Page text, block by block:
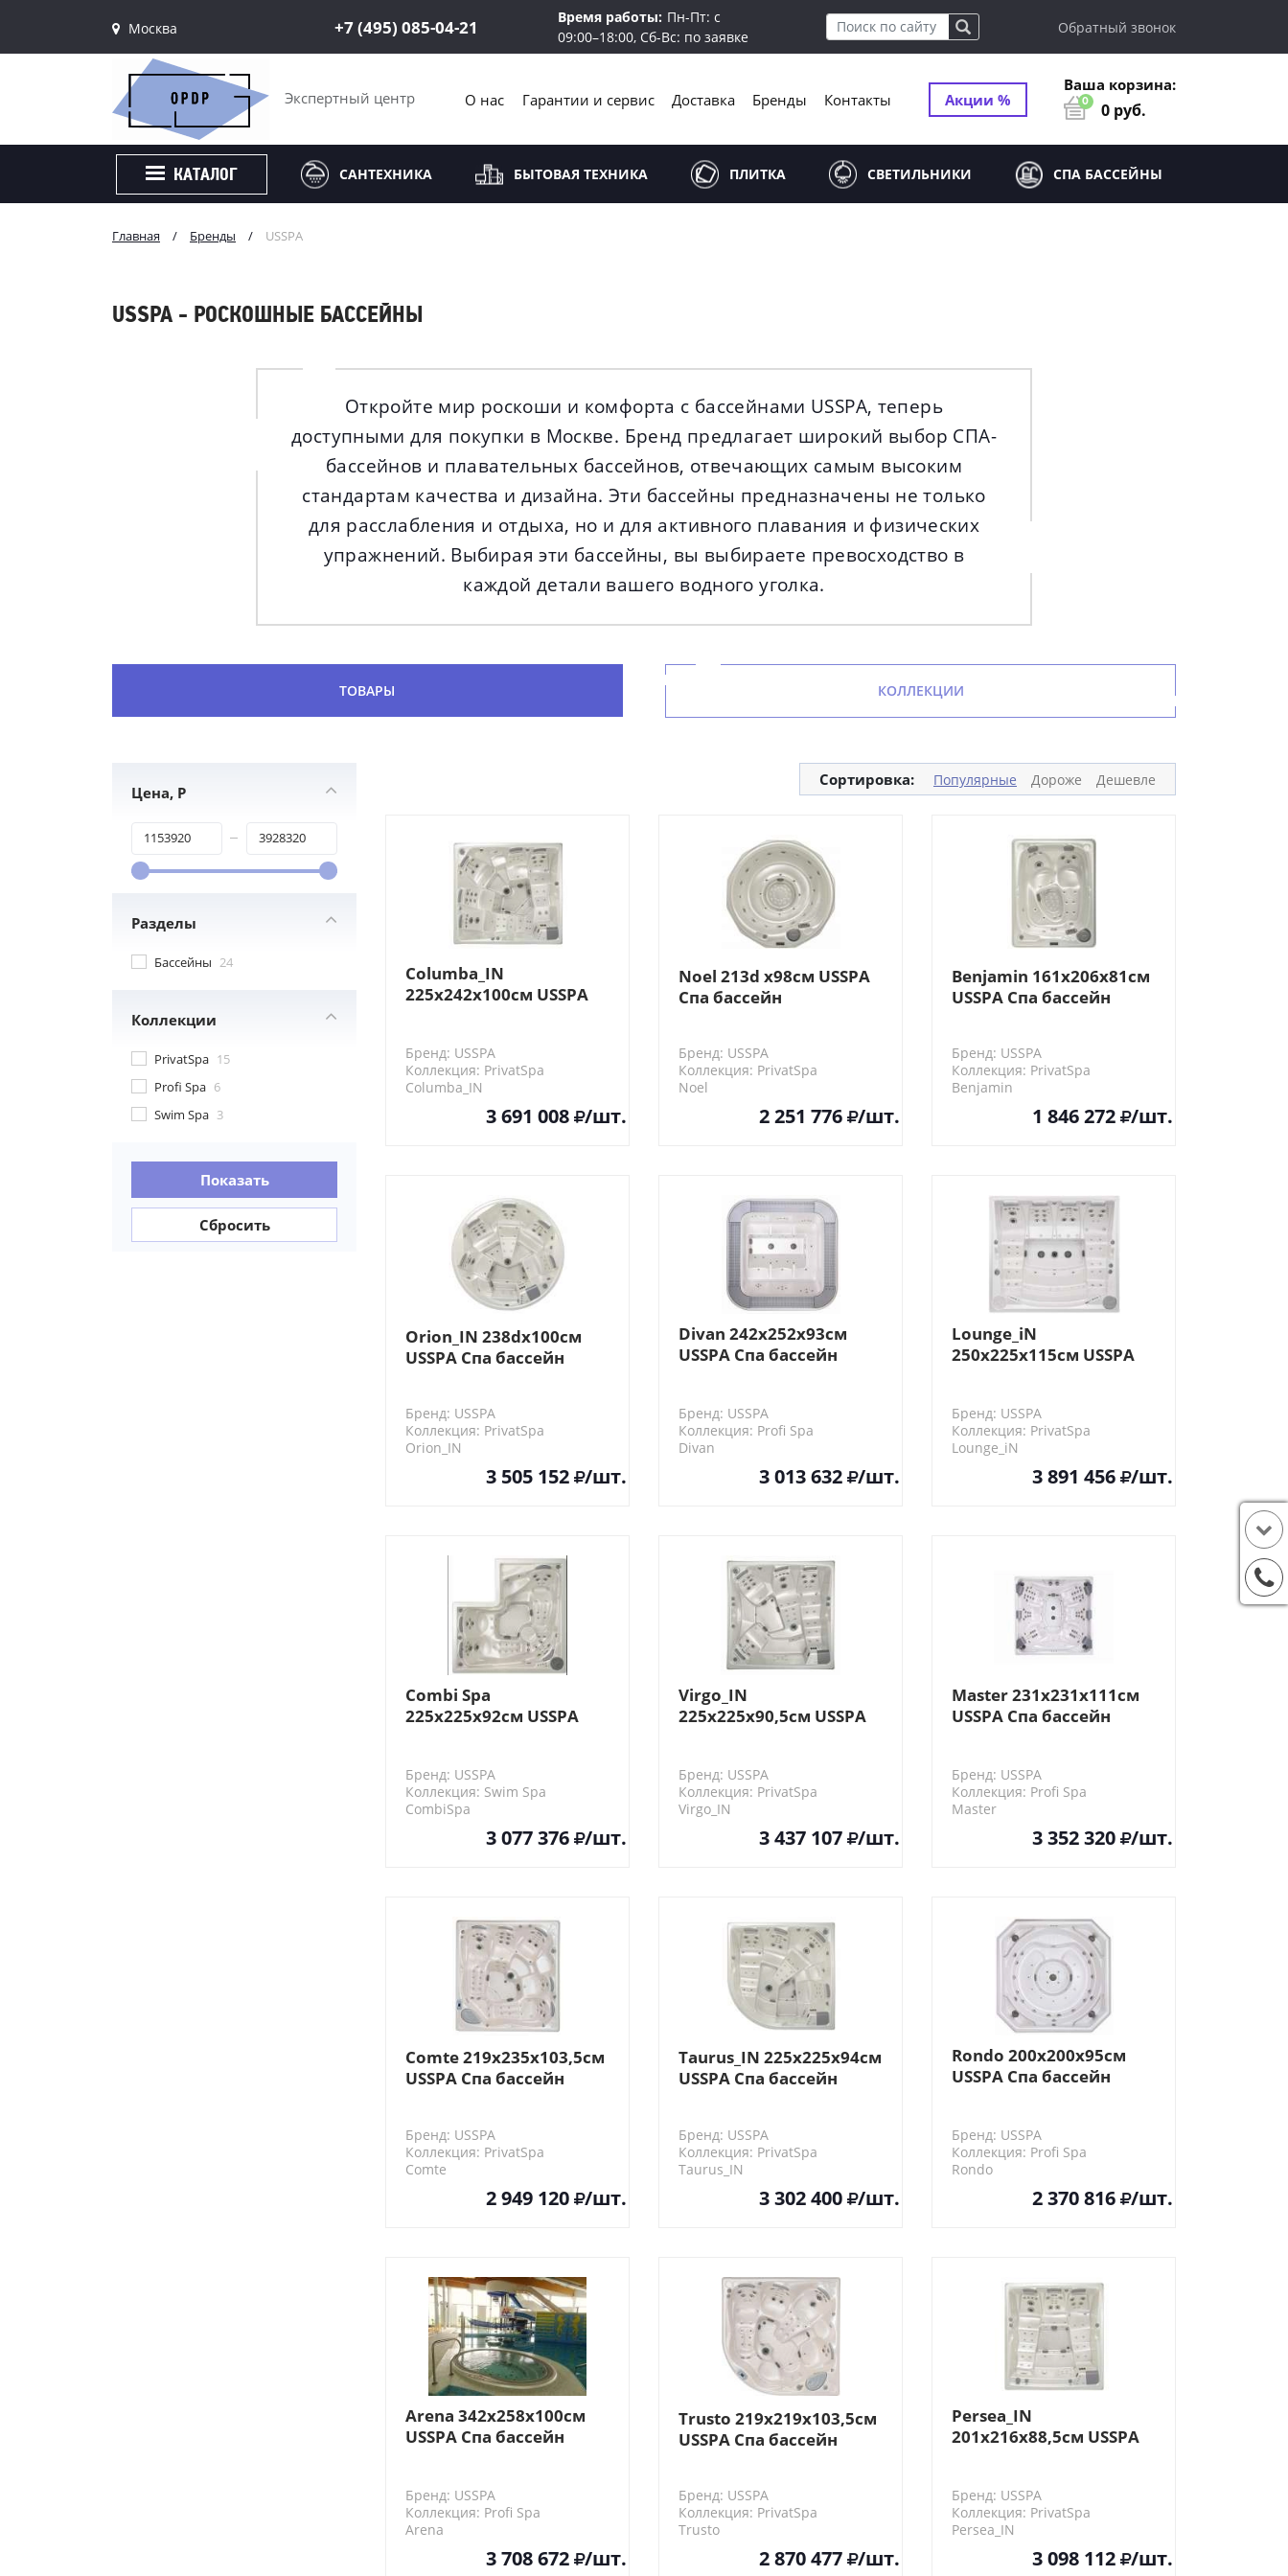
Москва
Санкт-Петербург
Москва
+7 (495) 085-04-21 Время работы: Пн-Пт: с
09:00–18:00, Сб-Вс: по заявке
Обратный звонок
Экспертный центр О нас Гарантии и сервис Доставка Бренды Контакты Акции %
Ваша корзина:
0 0 руб.
КАТАЛОГ САНТЕХНИКА БЫТОВАЯ ТЕХНИКА ПЛИТКА СВЕТИЛЬНИКИ СПА БАССЕЙНЫ
Главная / Бренды / USSPA
USSPA - РОСКОШНЫЕ БАССЕЙНЫ
Откройте мир роскоши и комфорта с бассейнами USSPA, теперь
доступными для покупки в Москве. Бренд предлагает широкий выбор СПА-
бассейнов и плавательных бассейнов, отвечающих самым высоким
стандартам качества и дизайна. Эти бассейны предназначены не только
для расслабления и отдыха, но и для активного плавания и физических
упражнений. Выбирая эти бассейны, вы выбираете превосходство в
каждой детали вашего водного уголка.
ТОВАРЫ КОЛЛЕКЦИИ
Сортировка: Популярные Дороже Дешевле
Columba_IN
225x242x100см USSPA
Бренд: USSPA
Коллекция: PrivatSpa
Columba_IN
3 691 008 /шт.
Noel 213d x98см USSPA
Спа бассейн
Бренд: USSPA
Коллекция: PrivatSpa
Noel
2 251 776 /шт.
Benjamin 161x206x81см
USSPA Спа бассейн
Бренд: USSPA
Коллекция: PrivatSpa
Benjamin
1 846 272 /шт.
Orion_IN 238dx100см
USSPA Спа бассейн
Бренд: USSPA
Коллекция: PrivatSpa
Orion_IN
3 505 152 /шт.
Divan 242x252x93см
USSPA Спа бассейн
Бренд: USSPA
Коллекция: Profi Spa
Divan
3 013 632 /шт.
Lounge_iN
250x225x115см USSPA
Бренд: USSPA
Коллекция: PrivatSpa
Lounge_iN
3 891 456 /шт.
Combi Spa
225x225x92см USSPA
Бренд: USSPA
Коллекция: Swim Spa
CombiSpa
3 077 376 /шт.
Virgo_IN
225x225x90,5см USSPA
Бренд: USSPA
Коллекция: PrivatSpa
Virgo_IN
3 437 107 /шт.
Master 231х231х111cм
USSPA Спа бассейн
Бренд: USSPA
Коллекция: Profi Spa
Master
3 352 320 /шт.
Comte 219x235x103,5см
USSPA Спа бассейн
Бренд: USSPA
Коллекция: PrivatSpa
Comte
2 949 120 /шт.
Taurus_IN 225x225x94см
USSPA Спа бассейн
Бренд: USSPA
Коллекция: PrivatSpa
Taurus_IN
3 302 400 /шт.
Rondo 200x200x95см
USSPA Спа бассейн
Бренд: USSPA
Коллекция: Profi Spa
Rondo
2 370 816 /шт.
Arena 342x258x100см
USSPA Спа бассейн
Бренд: USSPA
Коллекция: Profi Spa
Arena
3 708 672 /шт.
Trusto 219x219x103,5см
USSPA Спа бассейн
Бренд: USSPA
Коллекция: PrivatSpa
Trusto
2 870 477 /шт.
Persea_IN
201x216x88,5см USSPA
Бренд: USSPA
Коллекция: PrivatSpa
Persea_IN
3 098 112 /шт.
Цена, Р
Разделы
Бассейны 24
Коллекции
PrivatSpa 15
Profi Spa 6
Swim Spa 3
Показать
Сбросить